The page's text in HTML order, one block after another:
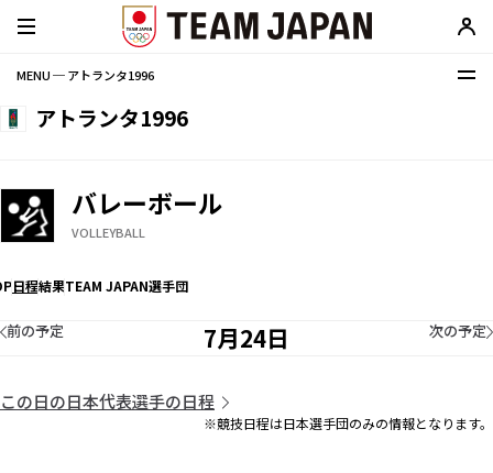
MENU ─ アトランタ1996
アトランタ1996
バレーボール
VOLLEYBALL
日程結果TEAM JAPAN選手団
7月24日
前の予定 次の予定
この日の日本代表選手の日程
※競技日程は日本選手団のみの情報となります。